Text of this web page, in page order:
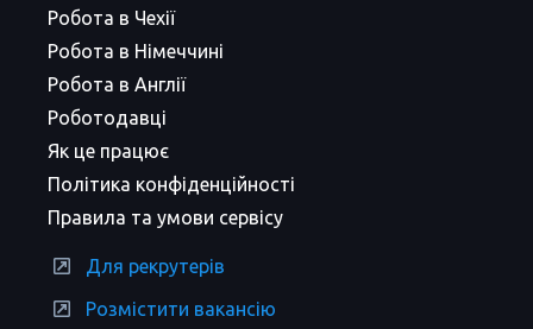
Робота в Чехії
Робота в Німеччині
Робота в Англії
Роботодавці
Як це працює
Політика конфіденційності
Правила та умови сервісу
Для рекрутерів
Розмістити вакансію